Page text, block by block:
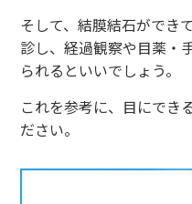
そして、結膜結石ができ
診し、経過観察や目薬・
られるといいでしょう。
これを参考に、目にでき
ださい。